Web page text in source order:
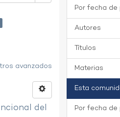
avanzados
del
Por fecha de
Autores
Títulos
Materias
Esta
Por fecha de